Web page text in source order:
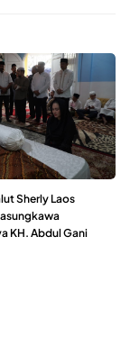
Sherly Laos
KH. Abdul Gani